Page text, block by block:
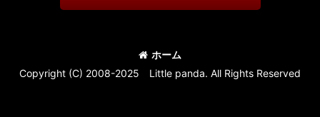
ホーム
Copyright (C) 2008-2025 Little panda. All Rights Reserved